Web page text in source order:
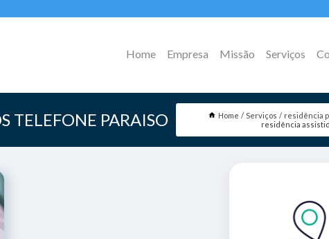
Home Empresa Missão Serviços
TELEFONE PARAISO Home Serviços residência
residência